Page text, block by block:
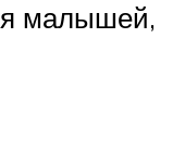
малышей,